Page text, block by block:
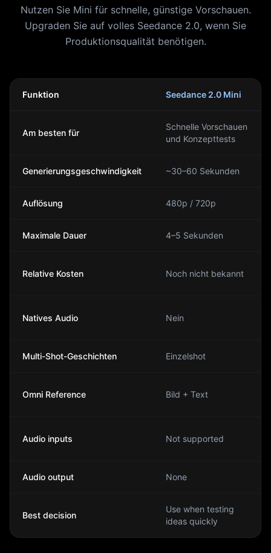
Nutzen Sie Mini für schnelle, günstige Vorschauen.
Upgraden Sie auf volles Seedance 2.0, wenn Sie
Produktionsqualität benötigen.
Funktion Seedance 2.0 Mini
Am besten für
Schnelle Vorschauen
und Konzepttests
Generierungsgeschwindigkeit ~30–60 Sekunden
Auflösung 480p / 720p
Maximale Dauer 4–5 Sekunden
Relative Kosten Noch nicht bekannt
Natives Audio Nein
Multi-Shot-Geschichten Einzelshot
Omni Reference Bild + Text
Audio inputs Not supported
Audio output None
Best decision
Use when testing
ideas quickly